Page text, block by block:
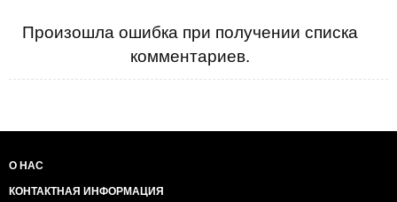
Произошла ошибка при получении списка
комментариев.
О НАС
КОНТАКТНАЯ ИНФОРМАЦИЯ